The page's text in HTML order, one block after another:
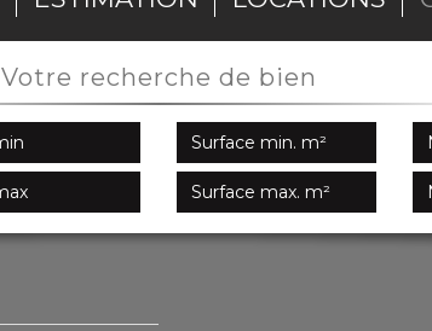
votre recherche de bien